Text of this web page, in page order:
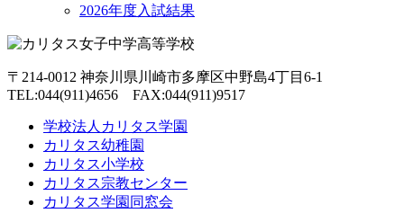
2026年度入試結果
〒214-0012 神奈川県川崎市多摩区中野島4丁目6-1
TEL:044(911)4656 FAX:044(911)9517
学校法人カリタス学園
カリタス幼稚園
カリタス小学校
カリタス宗教センター
カリタス学園同窓会